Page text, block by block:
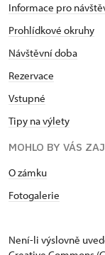
Informace pro
Prohlídkové okruhy
Návštěvní doba
Rezervace
Vstupné
Tipy na výlety
MOHLO BY VÁS
O zámku
Fotogalerie
Není-li výslovně